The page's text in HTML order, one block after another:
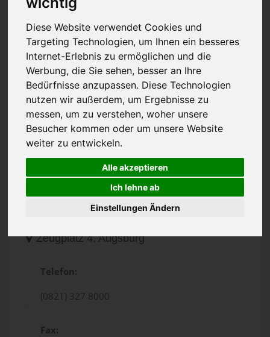
Diese Website verwendet Cookies und
Targeting Technologien, um Ihnen ein besseres
Internet-Erlebnis zu ermöglichen und die
Werbung, die Sie sehen, besser an Ihre
Bedürfnisse anzupassen. Diese Technologien
nutzen wir außerdem, um Ergebnisse zu
messen, um zu verstehen, woher unsere
Besucher kommen oder um unsere Website
weiter zu entwickeln.
Alle akzeptieren
Ich lehne ab
Einstellungen Ändern
Zeugplatz 4, Augsburg
Telefon:
(0821) 327 8000
Fax: